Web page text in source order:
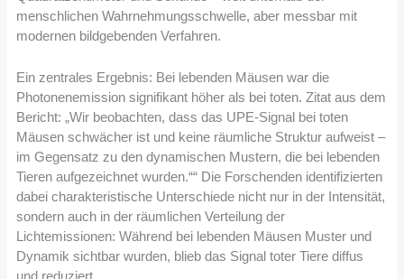
menschlichen Wahrnehmungsschwelle, aber messbar mit
modernen bildgebenden Verfahren.
Ein zentrales Ergebnis: Bei lebenden Mäusen war die
Photonenemission signifikant höher als bei toten. Zitat aus dem
Bericht: „Wir beobachten, dass das UPE-Signal bei toten
Mäusen schwächer ist und keine räumliche Struktur aufweist –
im Gegensatz zu den dynamischen Mustern, die bei lebenden
Tieren aufgezeichnet wurden.““ Die Forschenden identifizierten
dabei charakteristische Unterschiede nicht nur in der Intensität,
sondern auch in der räumlichen Verteilung der
Lichtemissionen: Während bei lebenden Mäusen Muster und
Dynamik sichtbar wurden, blieb das Signal toter Tiere diffus
und reduziert.